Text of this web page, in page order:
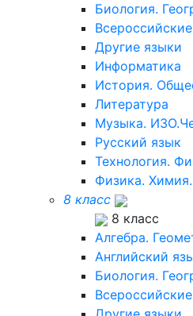
Биология.
Другие языки
Информатика
История.
Литература
Музыка.
Русский язык
Технология.
Физика. Химия.
8 класс
8 класс
Алгебра.
Английский
Биология.